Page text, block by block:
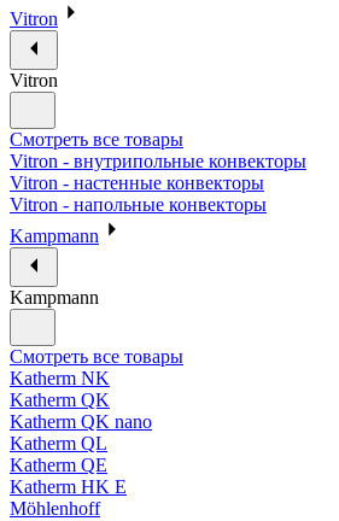
Vitron
Vitron
Смотреть все товары
Vitron - внутрипольные конвекторы
Vitron - настенные конвекторы
Vitron - напольные конвекторы
Kampmann
Kampmann
Смотреть все товары
Katherm NK
Katherm QK
Katherm QK nano
Katherm QL
Katherm QE
Katherm HK E
Möhlenhoff